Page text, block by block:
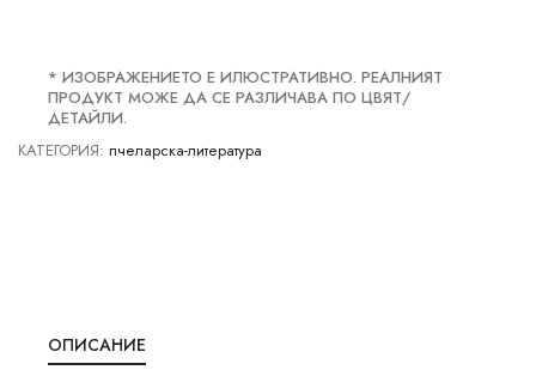
* ИЗОБРАЖЕНИЕТО Е ИЛЮСТРАТИВНО. РЕАЛНИЯТ
ПРОДУКТ МОЖЕ ДА СЕ РАЗЛИЧАВА ПО ЦВЯТ/
ДЕТАЙЛИ.
КАТЕГОРИЯ: пчеларска-литература
ОПИСАНИЕ